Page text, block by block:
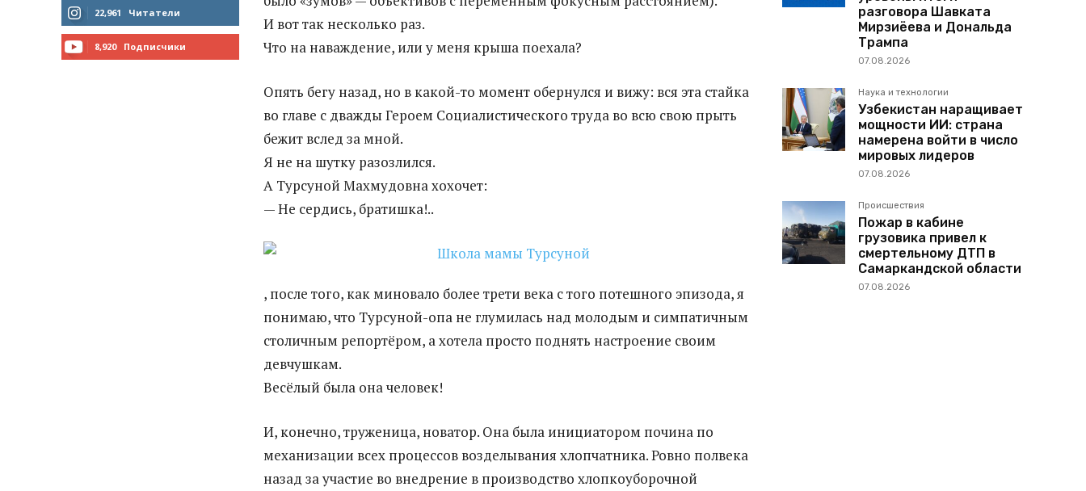
МНЕ НРАВИТСЯ
22,961 Читатели
8,920 Подписчики
И вот так несколько раз.
Что на наваждение, или у меня крыша поехала?
Опять бегу назад, но в какой-то момент обернулся и вижу: вся эта стайка
во главе с дважды Героем Социалистического труда во всю свою прыть
бежит вслед за мной.
Я не на шутку разозлился.
А Турсуной Махмудовна хохочет:
— Не сердись, братишка!..
, после того, как миновало более трети века с того потешного эпизода, я
понимаю, что Турсуной-опа не глумилась над молодым и симпатичным
столичным репортёром, а хотела просто поднять настроение своим
девчушкам.
Весёлый была она человек!
И, конечно, труженица, новатор. Она была инициатором почина по
механизации всех процессов возделывания хлопчатника. Ровно полвека
назад за участие во внедрение в производство хлопкоуборочной
разговора Шавката
Мирзиёева и Дональда
Трампа
07.08.2026
Наука и технологии
Узбекистан наращивает
мощности ИИ: страна
намерена войти в число
мировых лидеров
07.08.2026
Происшествия
Пожар в кабине
грузовика привел к
смертельному ДТП в
Самаркандской области
07.08.2026